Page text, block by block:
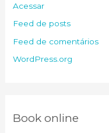
Acessar
Feed de posts
Feed de comentários
WordPress.org
Book online​